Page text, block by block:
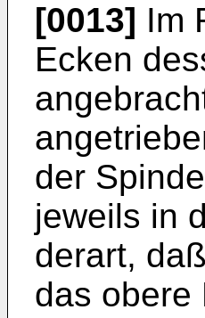
[0013] Im
Ecken
der
jeweils in
derart,
das obere